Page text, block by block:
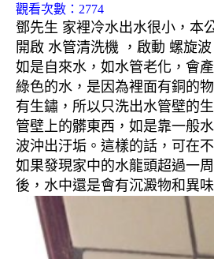
觀看次數：2774
鄧先生 家裡冷水出水很小，本
開啟 水管清洗機 ，啟動 螺旋
如是自來水，如水管老化，會
綠色的水，是因為裡面有銅的
有生鏽，所以只洗出水管壁的生
管壁上的髒東西，如是靠一般
波沖出汙垢。這樣的話，可在
如果發現家中的水龍頭超過一
後，水中還是會有沉澱物和異